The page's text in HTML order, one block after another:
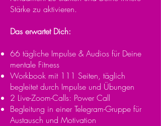
Stärke zu aktivieren.
Das erwartet Dich:
66 tägliche Impulse & Audios für Deine
mentale Fitness
Workbook mit 111 Seiten, täglich
begleitet durch Impulse und Übungen
2 Live-Zoom-Calls: Power Call
Begleitung in einer Telegram-Gruppe für
Austausch und Motivation​​